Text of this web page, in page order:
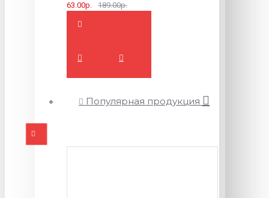
63.00р. 189.00р.
Популярная продукция